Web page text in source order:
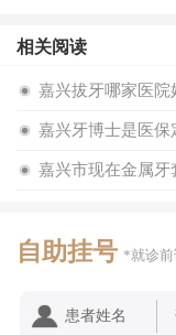
准来收费，不会存在
在确定价格方面，
牙齿矫正的技术目
度以及美观度的改
相关阅读
嘉兴拔牙哪家医院
嘉兴牙博士是医保
嘉兴市现在金属牙
自助挂号 *就诊
患者姓名